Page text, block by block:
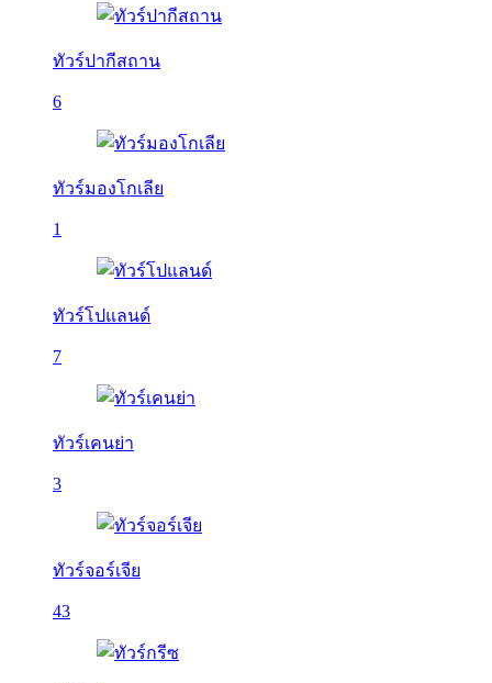
ทัวร์ปากีสถาน
6
ทัวร์มองโกเลีย
1
ทัวร์โปแลนด์
7
ทัวร์เคนย่า
3
ทัวร์จอร์เจีย
43